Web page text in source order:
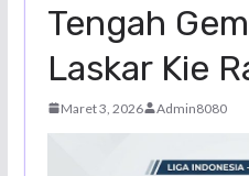
Tengah
Laskar Kie
Maret 3, 2026 Admin8080